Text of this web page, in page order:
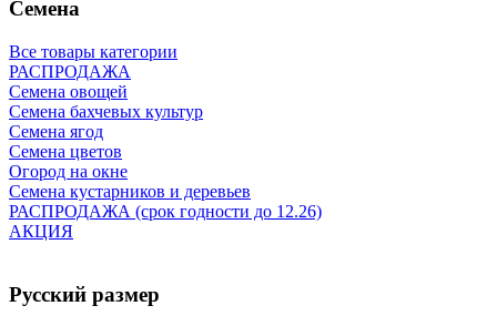
Семена
Все товары категории
РАСПРОДАЖА
Семена овощей
Семена бахчевых культур
Семена ягод
Семена цветов
Огород на окне
Семена кустарников и деревьев
РАСПРОДАЖА (срок годности до 12.26)
АКЦИЯ
Русский размер